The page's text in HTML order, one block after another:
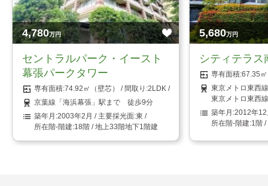
4,780万円
セントラルパーク・イースト
幕張パークタワー
74.92㎡（壁芯）
2LDK
京葉線「海浜幕張」駅まで 徒歩9分
2003年2月
東
18階 / 地上33階地下1階建
5,680万円
シティテラス
67.35
東京メトロ東西
東京メトロ東西
2012年12
1階